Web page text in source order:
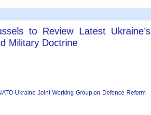
to Review Latest Ukraine’s
Military Doctrine
Ukraine Joint Working Group on Defence Reform